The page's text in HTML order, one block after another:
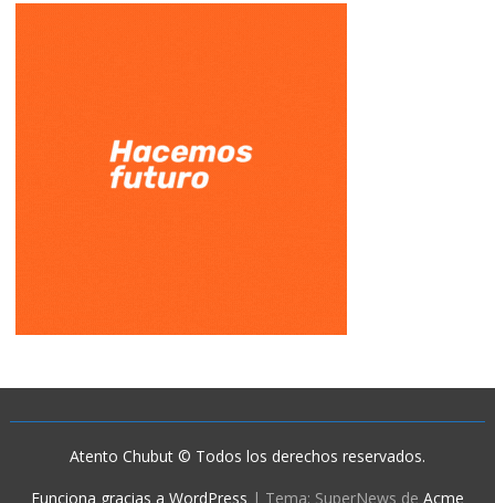
Atento Chubut © Todos los derechos reservados.
Funciona gracias a WordPress | Tema: SuperNews de Acme